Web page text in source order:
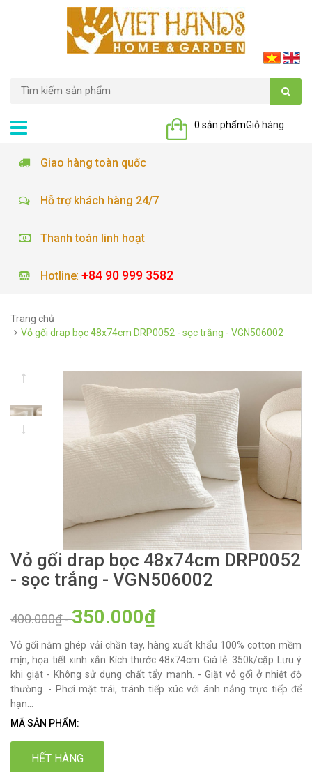
Giỏ hàng
0 sản phẩm
Giao hàng toàn quốc
Hỗ trợ khách hàng 24/7
Thanh toán linh hoạt
Hotline: +84 90 999 3582
Trang chủ
Vỏ gối drap bọc 48x74cm DRP0052 - sọc trắng - VGN506002
Vỏ gối drap bọc 48x74cm DRP0052
- sọc trắng - VGN506002
400.000₫-350.000₫
Vỏ gối nằm ghép vải chần tay, hàng xuất khẩu 100% cotton mềm
mịn, họa tiết xinh xắn Kích thước 48x74cm Giá lẻ: 350k/cặp Lưu ý
khi giặt - Không sử dụng chất tẩy mạnh. - Giặt vỏ gối ở nhiệt độ
thường. - Phơi mặt trái, tránh tiếp xúc với ánh nắng trực tiếp để
hạn...
MÃ SẢN PHẨM:
HẾT HÀNG